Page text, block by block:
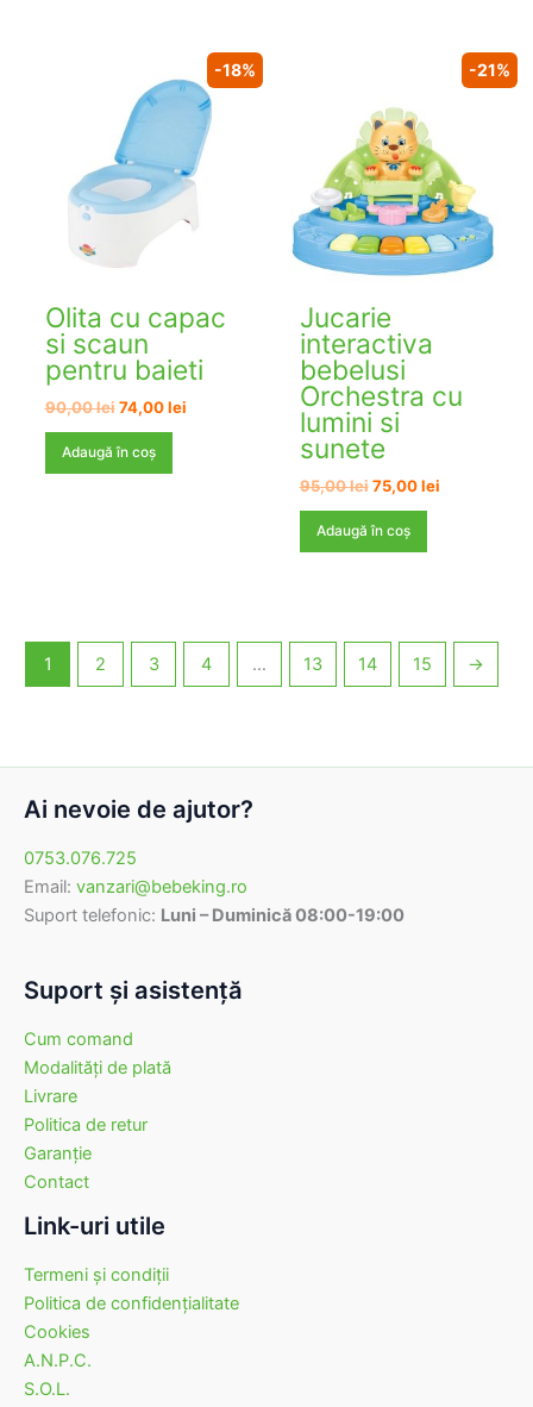
-18%
Olita cu capac
si scaun
pentru baieti
90,00lei Prețul
a
fost:
74,00leiPrețul
Adaugă în coș
-21%
Jucarie
interactiva
bebelusi
Orchestra cu
lumini si
sunete
95,00lei Prețul
a
75,00leiPrețul
Adaugă în coș
1 2 3 4 … 13 14 15 →
Ai nevoie de ajutor?
0753.076.725
Email: vanzari@bebeking.ro
Suport telefonic: Luni – Duminică 08:00-19:00
Suport şi asistenţă
Cum comand
Modalităţi de plată
Livrare
Politica de retur
Garanţie
Contact
Link-uri utile
Termeni şi condiţii
Politica de confidenţialitate
Cookies
A.N.P.C.
S.O.L.